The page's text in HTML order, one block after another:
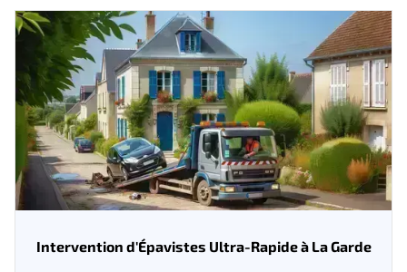
Intervention d'Épavistes Ultra-Rapide à La Garde